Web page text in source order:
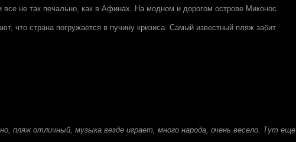
все не так печально, как в Афинах. На модном и дорогом острове Миконос
что страна погружается в пучину кризиса. Самый известный пляж забит
пляж отличный, музыка везде играет, много народа, очень весело. Тут еще